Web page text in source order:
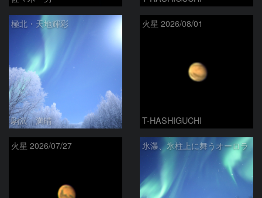
極北・天地輝彩
駒沢 満晴
火星 2026/08/01
T-HASHIGUCHI
火星 2026/07/27 氷瀑、氷柱上に舞うオーロラ